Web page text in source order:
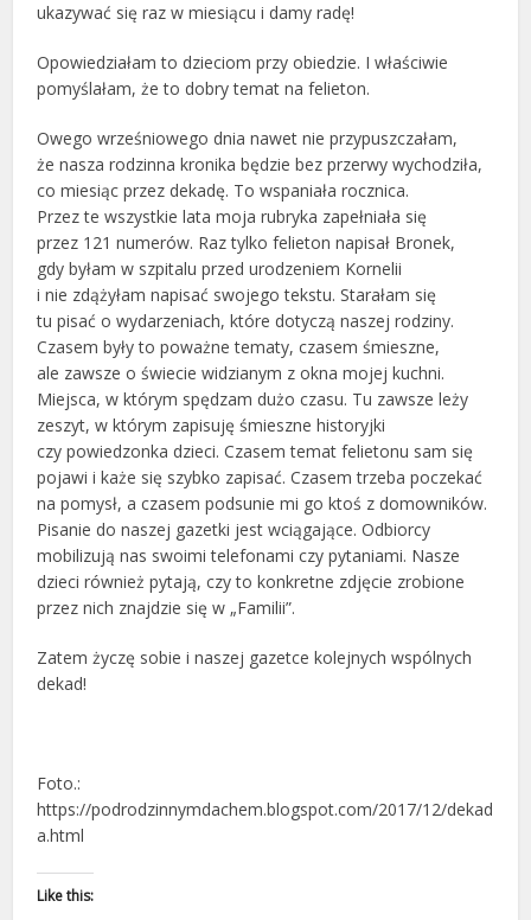
ukazywać się raz w miesiącu i damy radę!
Opowiedziałam to dzieciom przy obiedzie. I właściwie
pomyślałam, że to dobry temat na felieton.
Owego wrześniowego dnia nawet nie przypuszczałam,
że nasza rodzinna kronika będzie bez przerwy wychodziła,
co miesiąc przez dekadę. To wspaniała rocznica.
Przez te wszystkie lata moja rubryka zapełniała się
przez 121 numerów. Raz tylko felieton napisał Bronek,
gdy byłam w szpitalu przed urodzeniem Kornelii
i nie zdążyłam napisać swojego tekstu. Starałam się
tu pisać o wydarzeniach, które dotyczą naszej rodziny.
Czasem były to poważne tematy, czasem śmieszne,
ale zawsze o świecie widzianym z okna mojej kuchni.
Miejsca, w którym spędzam dużo czasu. Tu zawsze leży
zeszyt, w którym zapisuję śmieszne historyjki
czy powiedzonka dzieci. Czasem temat felietonu sam się
pojawi i każe się szybko zapisać. Czasem trzeba poczekać
na pomysł, a czasem podsunie mi go ktoś z domowników.
Pisanie do naszej gazetki jest wciągające. Odbiorcy
mobilizują nas swoimi telefonami czy pytaniami. Nasze
dzieci również pytają, czy to konkretne zdjęcie zrobione
przez nich znajdzie się w „Familii”.
Zatem życzę sobie i naszej gazetce kolejnych wspólnych
dekad!
Foto.:
https://podrodzinnymdachem.blogspot.com/2017/12/dekad
a.html
Like this: